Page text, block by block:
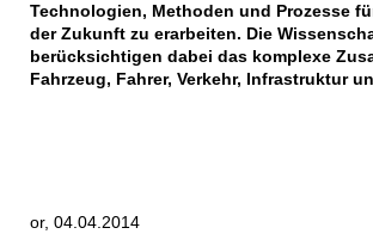
Technologien, Methoden und Prozesse
der Zukunft zu erarbeiten. Die
berücksichtigen dabei das komplexe
Fahrzeug, Fahrer, Verkehr, Infrastruktur
or, 04.04.2014